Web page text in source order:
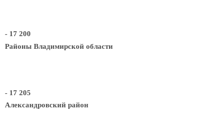
- 17 200
Районы Владимирской области
- 17 205
Александровский район